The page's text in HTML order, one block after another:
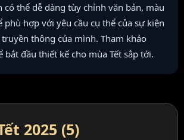
có thể dễ dàng tùy chỉnh văn bản, màu
phù hợp với yêu cầu cụ thể của sự kiện
thông của mình. Tham khảo
bắt đầu thiết kế cho mùa Tết sắp tới.
2025 (5)